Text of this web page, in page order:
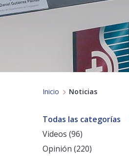
Inicio Noticias
Todas las categorías
Videos (96)
Opinión (220)